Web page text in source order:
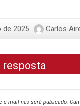
de 2025 Carlos
resposta
e-mail não será publicado.